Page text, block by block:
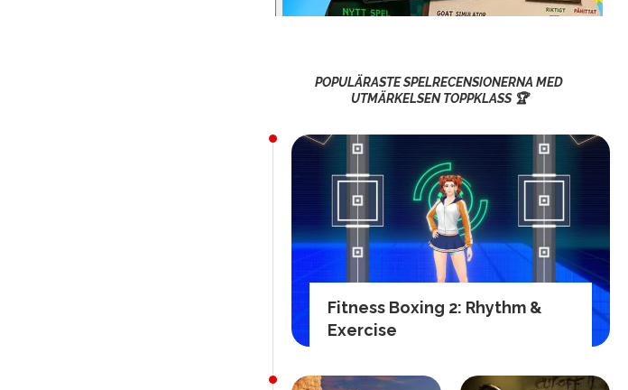
POPULÄRASTE SPELRECENSIONERNA MED
UTMÄRKELSEN TOPPKLASS 🏆
Fitness Boxing 2: Rhythm &
Exercise